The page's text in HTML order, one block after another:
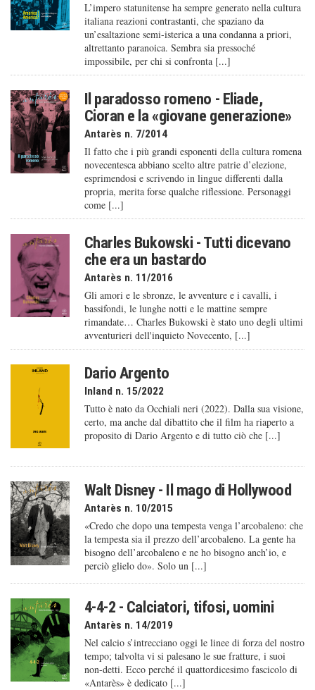
L’impero statunitense ha sempre generato nella cultura
italiana reazioni contrastanti, che spaziano da
un’esaltazione semi-isterica a una condanna a priori,
altrettanto paranoica. Sembra sia pressoché
impossibile, per chi si confronta [...]
Il paradosso romeno - Eliade,
Cioran e la «giovane generazione»
Antarès n. 7/2014
Il fatto che i più grandi esponenti della cultura romena
novecentesca abbiano scelto altre patrie d’elezione,
esprimendosi e scrivendo in lingue differenti dalla
propria, merita forse qualche riflessione. Personaggi
come [...]
Charles Bukowski - Tutti dicevano
che era un bastardo
Antarès n. 11/2016
Gli amori e le sbronze, le avventure e i cavalli, i
bassifondi, le lunghe notti e le mattine sempre
rimandate… Charles Bukowski è stato uno degli ultimi
avventurieri dell'inquieto Novecento, [...]
Dario Argento
Inland n. 15/2022
Tutto è nato da Occhiali neri (2022). Dalla sua visione,
certo, ma anche dal dibattito che il film ha riaperto a
proposito di Dario Argento e di tutto ciò che [...]
Walt Disney - Il mago di Hollywood
Antarès n. 10/2015
«Credo che dopo una tempesta venga l’arcobaleno: che
la tempesta sia il prezzo dell’arcobaleno. La gente ha
bisogno dell’arcobaleno e ne ho bisogno anch’io, e
perciò glielo do». Solo un [...]
4-4-2 - Calciatori, tifosi, uomini
Antarès n. 14/2019
Nel calcio s’intrecciano oggi le linee di forza del nostro
tempo; talvolta vi si palesano le sue fratture, i suoi
non-detti. Ecco perché il quattordicesimo fascicolo di
«Antarès» è dedicato [...]